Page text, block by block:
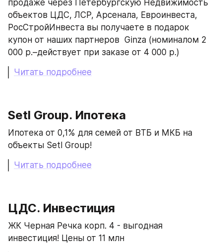
продаже через Петербургскую Недвижимость
объектов ЦДС, ЛСР, Арсенала, Евроинвеста,
РосСтройИнвеста вы получаете в подарок
купон от наших партнеров  Ginza (номиналом 2
000 р.–действует при заказе от 4 000 р.)
Читать подробнее
Setl Group. Ипотека
Ипотека от 0,1% для семей от ВТБ и МКБ на
объекты Setl Group!
Читать подробнее
ЦДС. Инвестиция
ЖК Черная Речка корп. 4 - выгодная
инвестиция! Цены от 11 млн